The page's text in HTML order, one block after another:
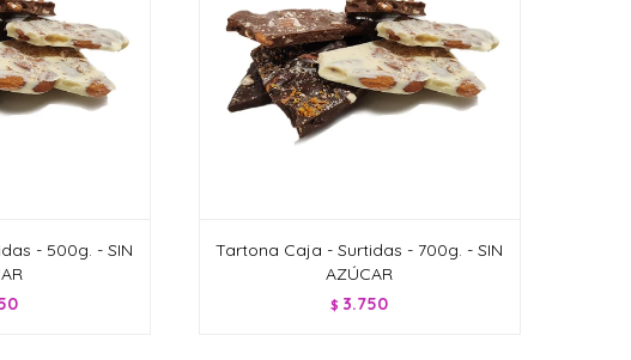
- 500g. - SIN
Tartona Caja - Surtidas - 700g. - SIN
AZÚCAR
$ 3.750